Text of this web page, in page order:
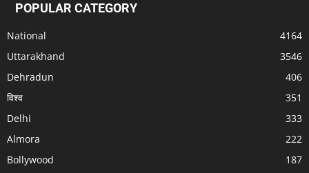
POPULAR CATEGORY
National
4164
Uttarakhand
3546
Dehradun
406
विश्व
351
Delhi
333
Almora
222
Bollywood
187